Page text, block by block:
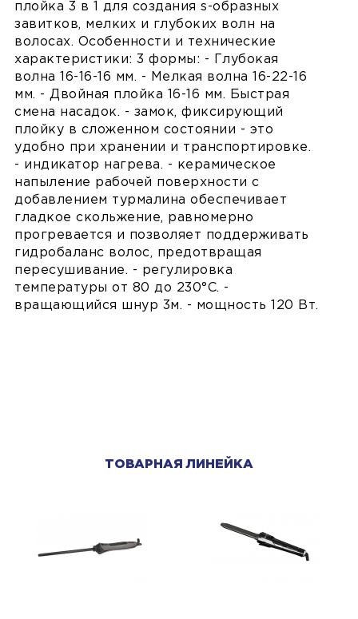
плойка 3 в 1 для создания s-образных
завитков, мелких и глубоких волн на
волосах. Особенности и технические
характеристики: 3 формы: - Глубокая
волна 16-16-16 мм. - Мелкая волна 16-22-16
мм. - Двойная плойка 16-16 мм. Быстрая
смена насадок. - замок, фиксирующий
плойку в сложенном состоянии - это
удобно при хранении и транспортировке.
- индикатор нагрева. - керамическое
напыление рабочей поверхности с
добавлением турмалина обеспечивает
гладкое скольжение, равномерно
прогревается и позволяет поддерживать
гидробаланс волос, предотвращая
пересушивание. - регулировка
температуры от 80 до 230°C. -
вращающийся шнур 3м. - мощность 120 Вт.
ТОВАРНАЯ ЛИНЕЙКА